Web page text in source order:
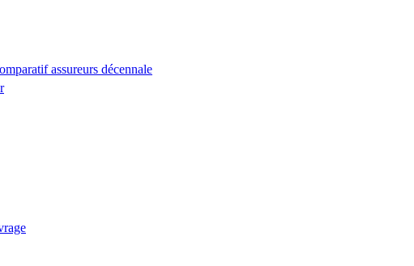
assureurs décennale